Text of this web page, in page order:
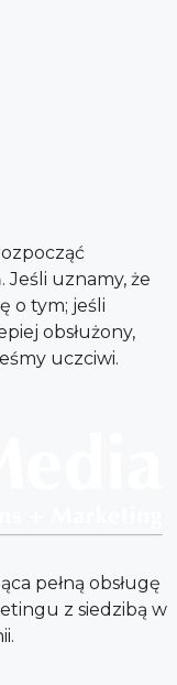
uznamy, że
o tym; jeśli
obsłużony,
uczciwi.
pełną obsługę
z siedzibą w